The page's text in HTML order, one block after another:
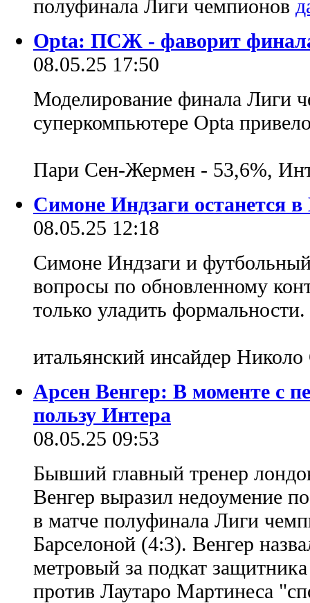
полуфинала Лиги чемпионов
Opta: ПСЖ - фаворит
08.05.25 17:50
Моделирование финала Лиги
суперкомпьютере Opta
Пари Сен-Жермен - 53,6%,
Симоне Индзаги останется в
08.05.25 12:18
Симоне Индзаги и
вопросы по обновленному
только уладить
итальянский инсайдер
Арсен Венгер: В моменте с
пользу Интера
08.05.25 09:53
Бывший главный тренер
Венгер выразил недоумение
в матче полуфинала Лиги
Барселоной (4:3). Венгер
метровый за подкат
против Лаутаро Мартинеса